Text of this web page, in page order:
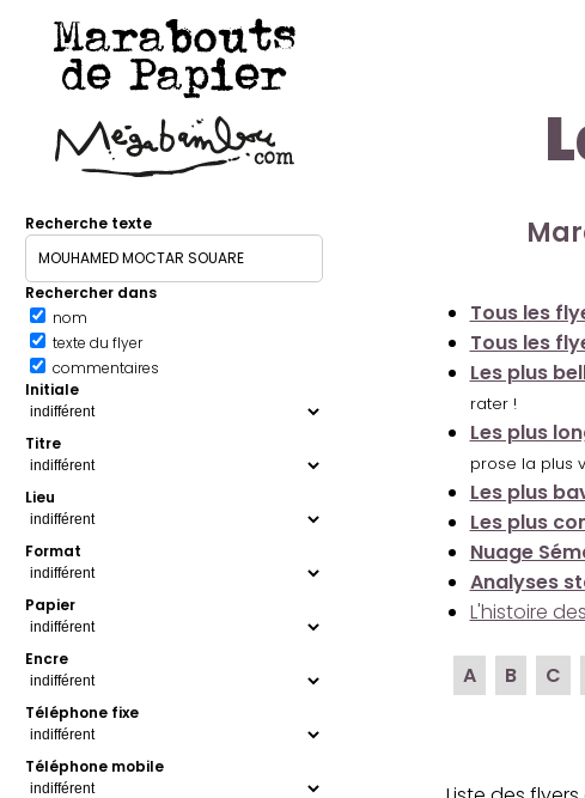
Marabouts
de Papier
Recherche texte
Rechercher dans
nom
texte du flyer
commentaires
Initiale
Titre
Lieu
Format
Papier
Encre
Téléphone fixe
Téléphone mobile
Tous les
Tous les
Les plus
rater !
Les plus
prose la plus
Les plus
Les plus
Nuage
Analyses
L'histoire des
A B C